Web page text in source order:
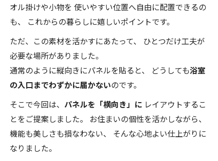
オル掛けや小物を 使いやすい位置へ自由に配置できるの
も、 これからの暮らしに嬉しいポイントです。
ただ、この素材を活かすにあたって、 ひとつだけ工夫が
必要な場所がありました。
通常のように縦向きにパネルを貼ると、 どうしても浴室
の入口までわずかに届かないのです。
そこで今回は、 パネルを「横向き」に レイアウトするこ
とをご提案しました。 お住まいの個性を活かしながら、
機能も美しさも損なわない、 そんな心地よい仕上がりに
なりました。